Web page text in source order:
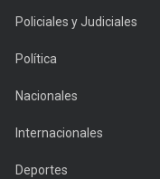
Policiales y Judiciales
Política
Nacionales
Internacionales
Deportes